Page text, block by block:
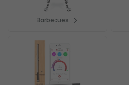
Barbecues